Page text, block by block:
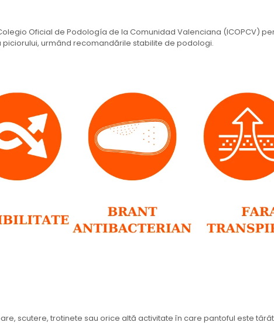
Oficial de Podología de la Comunidad Valenciana (ICOPCV)
urmând recomandările stabilite de podologi.
scutere, trotinete sau orice altă activitate în care pantoful este